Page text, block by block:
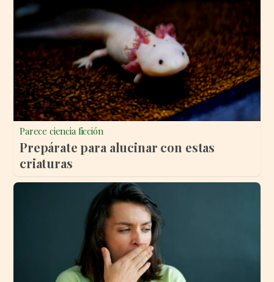
Parece ciencia ficción
Prepárate para alucinar con estas
criaturas